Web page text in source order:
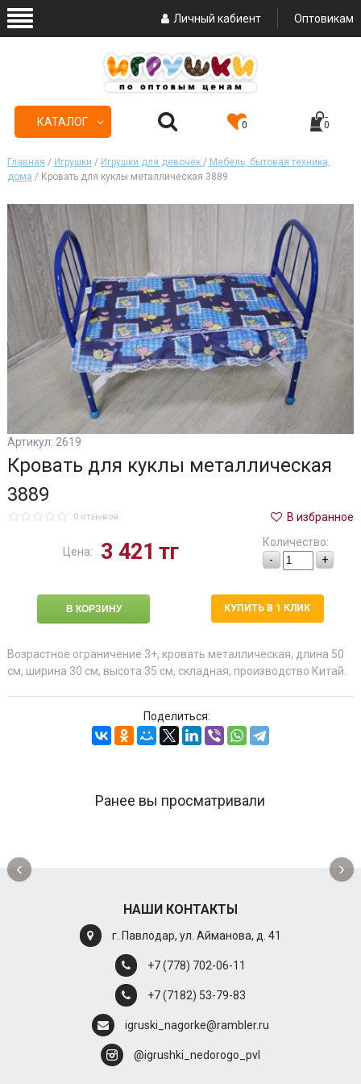
Личный кабиент Оптовикам
КАТАЛОГ 0 0
Главная / Игрушки / Игрушки для девочек / Мебель, бытовая техника,
дома / Кровать для куклы металлическая 3889
Артикул: 2619
Кровать для куклы металлическая
3889
0 отзывов В избранное
Цена: 3 421 тг
Количество:
-
+
КУПИТЬ В 1 КЛИК
Возрастное ограничение 3+, кровать металлическая, длина 50
см, ширина 30 см, высота 35 см, складная, производство Китай.
Поделиться:
Ранее вы просматривали
‹ ›
НАШИ КОНТАКТЫ
г. Павлодар, ул. Айманова, д. 41
+7 (778) 702-06-11
+7 (7182) 53-79-83
igruski_nagorke@rambler.ru
@igrushki_nedorogo_pvl